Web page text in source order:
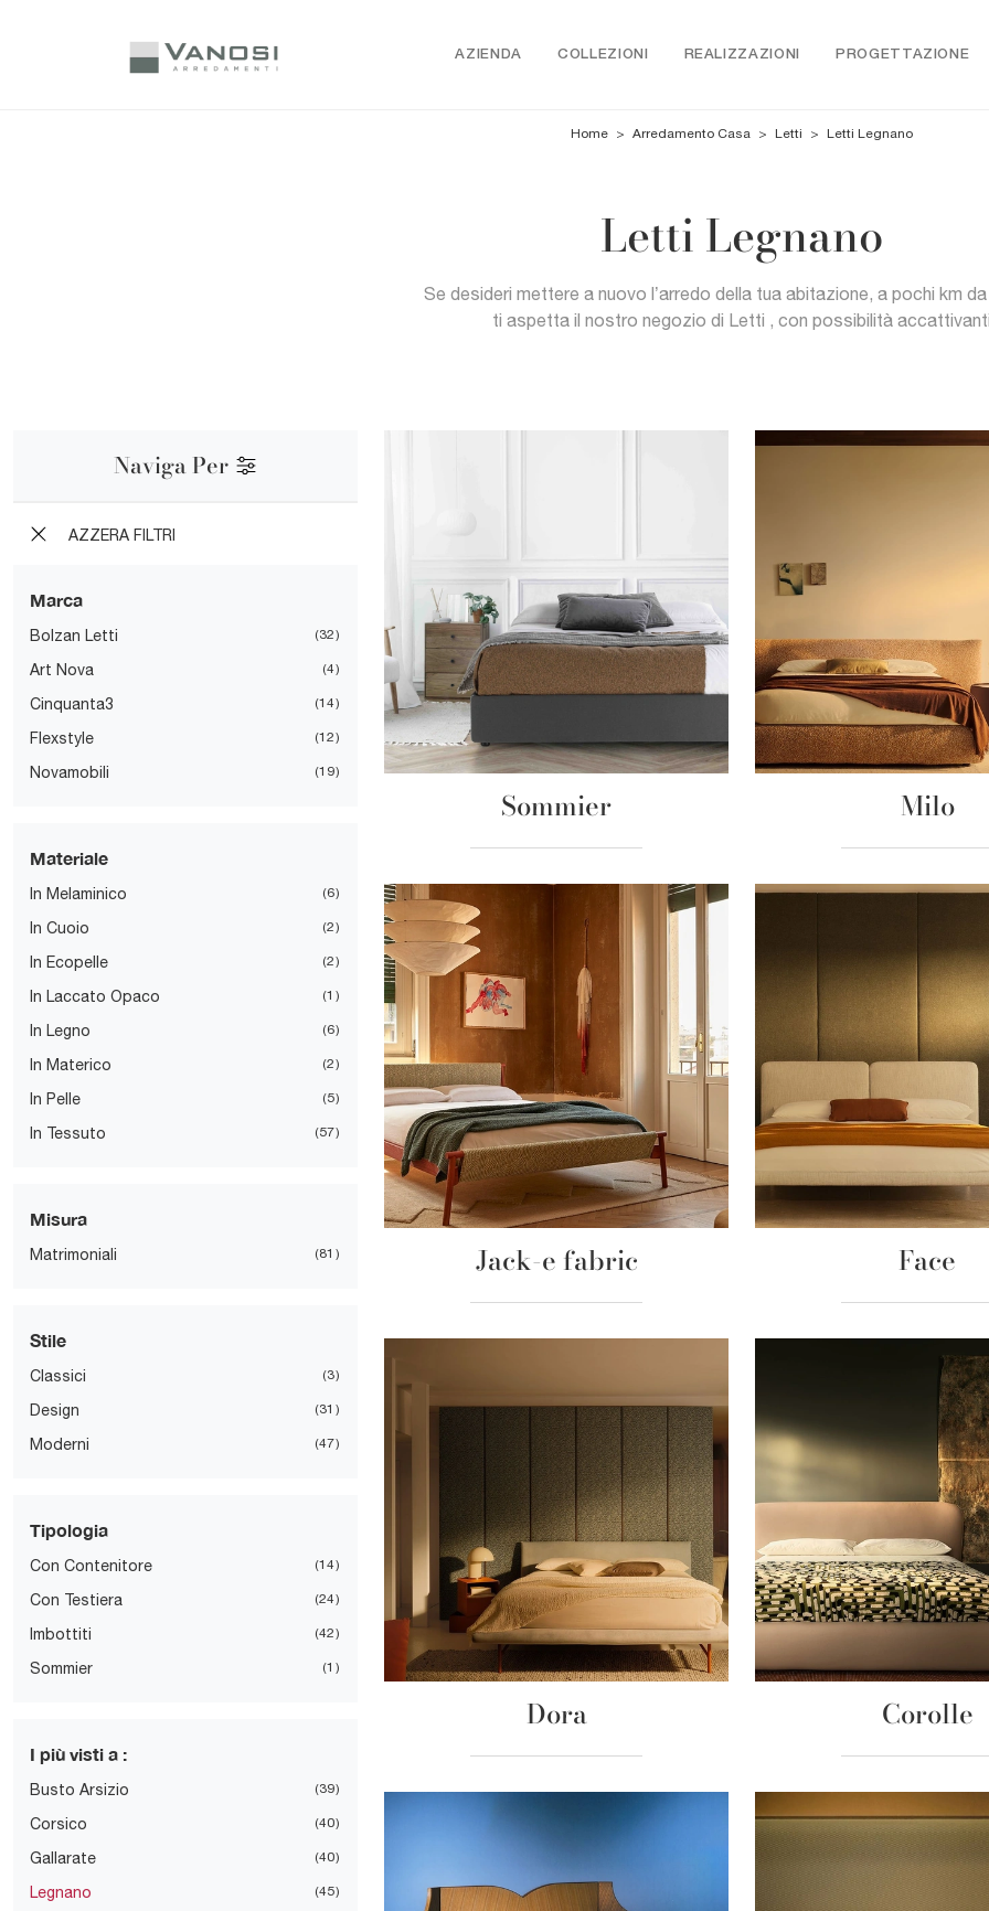
AZIENDA COLLEZIONI REALIZZAZIONI PROGETTAZIONE
Home > Arredamento Casa > Letti > Letti Legnano
Letti Legnano
Se desideri mettere a nuovo l’arredo della tua abitazione, a pochi km
ti aspetta il nostro negozio di Letti , con possibilità
Naviga Per
AZZERA FILTRI
Marca
Bolzan Letti 32
Art Nova 4
Cinquanta3 14
Flexstyle 12
Novamobili 19
Materiale
In Melaminico 6
In Cuoio 2
In Ecopelle 2
In Laccato Opaco 1
In Legno 6
In Materico 2
In Pelle 5
In Tessuto 57
Misura
Matrimoniali 81
Stile
Classici 3
Design 31
Moderni 47
Tipologia
Con Contenitore 14
Con Testiera 24
Imbottiti 42
Sommier 1
I più visti a :
Busto Arsizio 39
Corsico 40
Gallarate 40
Legnano 45
Sommier Milo
Jack-e fabric Face
Dora Corolle